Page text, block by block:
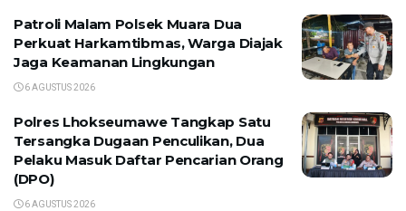
Patroli Malam Polsek Muara Dua
Perkuat Harkamtibmas, Warga Diajak
Jaga Keamanan Lingkungan
6 AGUSTUS 2026
Polres Lhokseumawe Tangkap Satu
Tersangka Dugaan Penculikan, Dua
Pelaku Masuk Daftar Pencarian Orang
(DPO)
6 AGUSTUS 2026